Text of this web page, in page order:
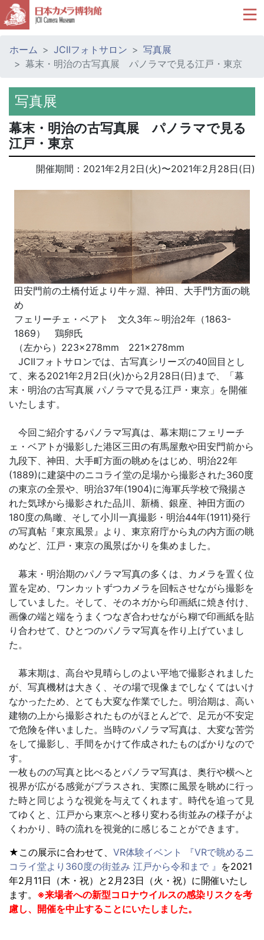
ホーム JCIIフォトサロン
写真展
幕末・明治の古写真展 パノラマで見る江戸・東京
写真展
幕末・明治の古写真展 パノラマで見る
江戸・東京
開催期間： 2021年2月2日(火)〜2021年2月28日(日)
田安門前の土橋付近より牛ヶ淵、神田、大手門方面の眺
め
フェリーチェ・ベアト 文久3年～明治2年（1863-
1869） 鶏卵氏
（左から）223×278mm 221×278mm
JCIIフォトサロンでは、古写真シリーズの40回目とし
て、来る2021年2月2日(火)から2月28日(日)まで、「幕
末・明治の古写真展 パノラマで見る江戸・東京」を開催
いたします。
今回ご紹介するパノラマ写真は、幕末期にフェリーチ
ェ・ベアトが撮影した港区三田の有馬屋敷や田安門前から
九段下、神田、大手町方面の眺めをはじめ、明治22年
(1889)に建築中のニコライ堂の足場から撮影された360度
の東京の全景や、明治37年(1904)に海軍兵学校で飛揚さ
れた気球から撮影された品川、新橋、銀座、神田方面の
180度の鳥瞰、そして小川一真撮影・明治44年(1911)発行
の写真帖『東京風景』より、東京府庁から丸の内方面の眺
めなど、江戸・東京の風景ばかりを集めました。
幕末・明治期のパノラマ写真の多くは、カメラを置く位
置を定め、ワンカットずつカメラを回転させながら撮影を
していました。そして、そのネガから印画紙に焼き付け、
画像の端と端をうまくつなぎ合わせながら糊で印画紙を貼
り合わせて、ひとつのパノラマ写真を作り上げていまし
た。
幕末期は、高台や見晴らしのよい平地で撮影されました
が、写真機材は大きく、その場で現像までしなくてはいけ
なかったため、とても大変な作業でした。明治期は、高い
建物の上から撮影されたものがほとんどで、足元が不安定
で危険を伴いました。当時のパノラマ写真は、大変な苦労
をして撮影し、手間をかけて作成されたものばかりなので
す。
一枚ものの写真と比べるとパノラマ写真は、奥行や横へと
視界が広がる感覚がプラスされ、実際に風景を眺めに行っ
た時と同じような視覚を与えてくれます。時代を追って見
てゆくと、江戸から東京へと移り変わる街並みの様子がよ
くわかり、時の流れを視覚的に感じることができます。
★この展示に合わせて、 VR体験イベント 『VRで眺めるニ
コライ堂より360度の街並み 江戸から令和まで 』 を2021
年2月11日（木・祝）と2月23日（火・祝）に開催いたし
ます。 ※来場者への新型コロナウイルスの感染リスクを考
慮し、開催を中止することにいたしました。